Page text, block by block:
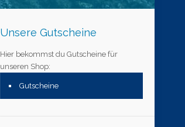
Unsere Gutscheine
Hier bekommst du Gutscheine für
unseren Shop:
Gutscheine